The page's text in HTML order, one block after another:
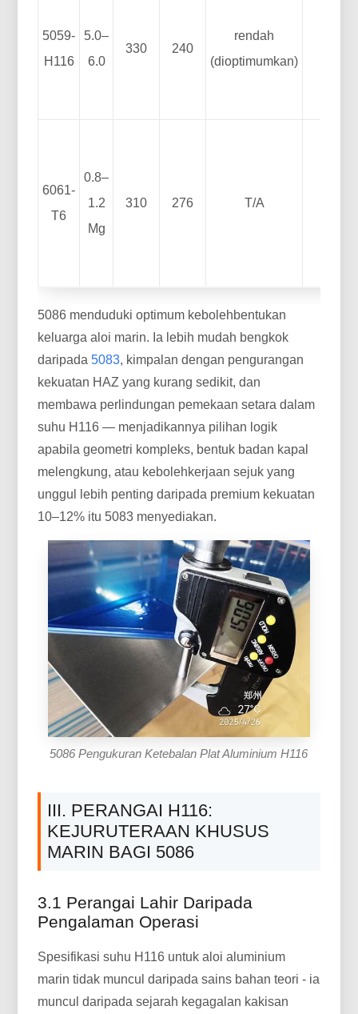
5059-
H116
5.0–
6.0
330 240
rendah
(dioptimumkan)
6061-
T6
0.8–
1.2
Mg
310 276 T/A
5086 menduduki optimum kebolehbentukan
keluarga aloi marin. Ia lebih mudah bengkok
daripada5083, kimpalan dengan pengurangan
kekuatan HAZ yang kurang sedikit, dan
membawa perlindungan pemekaan setara dalam
suhu H116 — menjadikannya pilihan logik
apabila geometri kompleks, bentuk badan kapal
melengkung, atau kebolehkerjaan sejuk yang
unggul lebih penting daripada premium kekuatan
10–12% itu 5083 menyediakan.
5086 Pengukuran Ketebalan Plat Aluminium H116
III. PERANGAI H116:
KEJURUTERAAN KHUSUS
MARIN BAGI 5086
3.1 Perangai Lahir Daripada
Pengalaman Operasi
Spesifikasi suhu H116 untuk aloi aluminium
marin tidak muncul daripada sains bahan teori - ia
muncul daripada sejarah kegagalan kakisan